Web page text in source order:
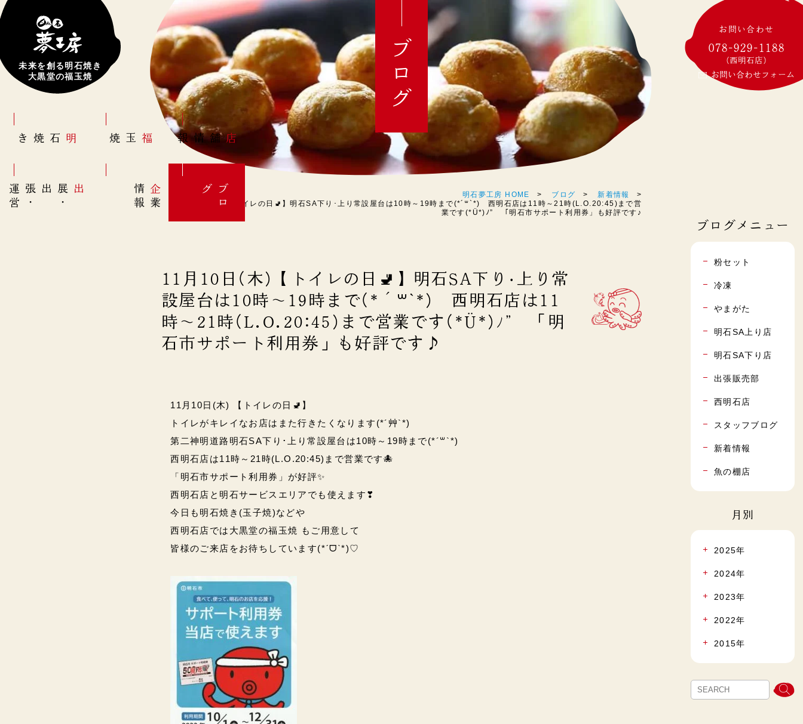
未来を創る明石焼き
大黒堂の福玉焼
明石焼き 福玉焼 店舗情報
出展
・
出張
・
運
営
企
業
情
報
ブ
ロ
グ
ブログ
明石夢工房 HOME ブログ
新着情報
11月10日(木)【トイレの日🚽】明石SA下り･上り常設屋台は10時～19時まで(*´꒳`*) 西明石店は11時～21時(L.O.20:45)まで営
業です(*Ü*)ﾉ” 「明石市サポート利用券」も好評です♪
11月10日(木)【トイレの日🚽】明石SA下り･上り常
設屋台は10時～19時まで(*´꒳`*) 西明石店は11
時～21時(L.O.20:45)まで営業です(*Ü*)ﾉ” 「明
石市サポート利用券」も好評です♪
11月10日(木) 【トイレの日🚽】
トイレがキレイなお店はまた行きたくなります(*´艸`*)
第二神明道路明石SA下り･上り常設屋台は10時～19時まで(*´꒳`*)
西明石店は11時～21時(L.O.20:45)まで営業です🐙
「明石市サポート利用券」が好評✨
西明石店と明石サービスエリアでも使えます❣
今日も 明石焼き(玉子焼)などや
西明石店では 大黒堂の福玉焼 もご用意して
皆様のご来店をお待ちしています(*ˊᗜˋ*)♡
お問い合わせ
078-929-1188
(西明石店)
お問い合わせフォーム
ブログメニュー
粉セット
冷凍
やまがた
明石SA上り店
明石SA下り店
出張販売部
西明石店
スタッフブログ
新着情報
魚の棚店
月別
2025年
2024年
2023年
2022年
2015年